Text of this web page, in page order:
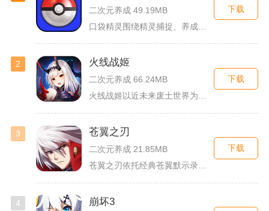
二次元养成 49.19MB
下载
2 火线战姬
二次元养成 66.24MB
火线战姬以近未来废土世界为故事舞台，融合二次元战姬收集、轻策...
下载
3 苍翼之刃
二次元养成 21.85MB
下载
4 崩坏3